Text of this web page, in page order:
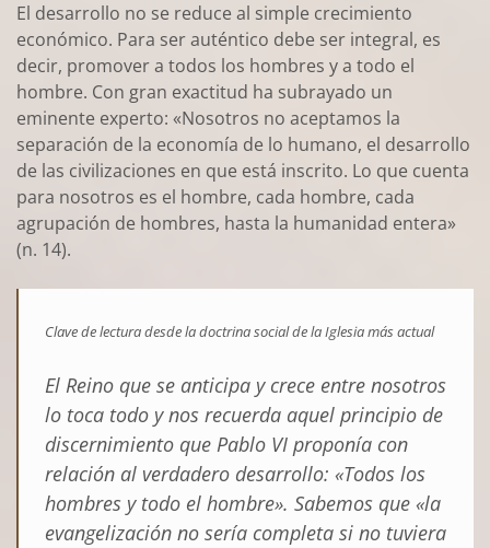
El desarrollo no se reduce al simple crecimiento
económico. Para ser auténtico debe ser integral, es
decir, promover a todos los hombres y a todo el
hombre. Con gran exactitud ha subrayado un
eminente experto: «Nosotros no aceptamos la
separación de la economía de lo humano, el desarrollo
de las civilizaciones en que está inscrito. Lo que cuenta
para nosotros es el hombre, cada hombre, cada
agrupación de hombres, hasta la humanidad entera»
(n. 14).
Clave de lectura desde la doctrina social de la Iglesia más actual
El Reino que se anticipa y crece entre nosotros
lo toca todo y nos recuerda aquel principio de
discernimiento que Pablo VI proponía con
relación al verdadero desarrollo: «Todos los
hombres y todo el hombre». Sabemos que «la
evangelización no sería completa si no tuviera